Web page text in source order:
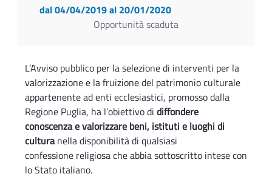
dal 04/04/2019al 20/01/2020
Opportunità scaduta
L’Avviso pubblico per la selezione di interventi per la
valorizzazione e la fruizione del patrimonio culturale
appartenente ad enti ecclesiastici, promosso dalla
Regione Puglia, ha l’obiettivo di diffondere
conoscenza e valorizzare beni, istituti e luoghi di
culturanella disponibilità di qualsiasi
confessione religiosa che abbia sottoscritto intese con
lo Stato italiano.